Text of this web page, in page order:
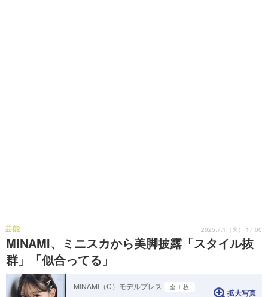
MINAMI、ミニスカから美脚披露「スタイル抜
群」「似合ってる」
芸能 2025.7.1（火） 17:00
MINAMI（C）モデルプレス 全 1 枚
拡大写真